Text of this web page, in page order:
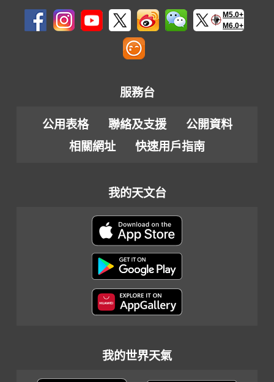
M5.0+
M6.0+
服務台
公用表格 聯絡及支援
公開資料
相關網址
快速用戶指南
我的天文台
我的世界天氣